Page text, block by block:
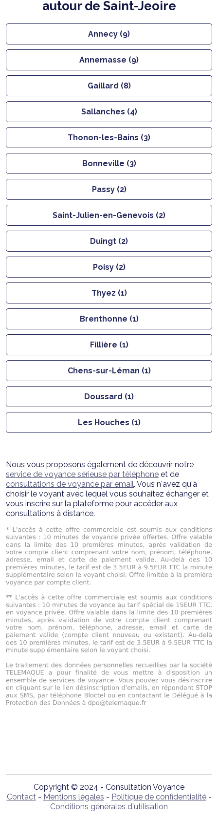
autour de Saint-Jeoire
Annecy (9)
Annemasse (9)
Gaillard (8)
Sallanches (4)
Thonon-les-Bains (3)
Bonneville (3)
Passy (2)
Saint-Julien-en-Genevois (2)
Duingt (2)
Poisy (2)
Thyez (1)
Brenthonne (1)
Fillière (1)
Chens-sur-Léman (1)
Doussard (1)
Les Houches (1)
Nous vous proposons également de découvrir notre
service de voyance sérieuse par téléphone et de
consultations de voyance par email. Vous n'avez qu'à
choisir le voyant avec lequel vous souhaitez échanger et
vous inscrire sur la plateforme pour accéder aux
consultations à distance.
Copyright © 2024 - Consultation Voyance
Contact- Mentions légales - Politique de confidentialité-
Conditions générales d'utilisation